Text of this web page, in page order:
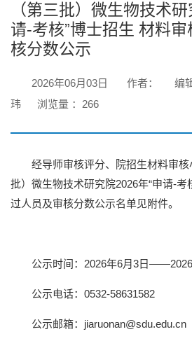
（第三批）微生物技术
请-考核”博士招生 材料
核分数公示
2026年06月03日 作者： 编
玮
浏览量 ： 266
经导师审核评分、院招生材料审
批）微生物技术研究院2026年“申请-考
过人员及审核分数公示名单见附件。
公示时间：2026年6月3日
公示电话：0532-58631582
公示邮箱：jiaruonan@sdu.edu.cn